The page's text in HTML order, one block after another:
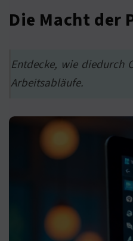
Die Macht der
Entdecke, wie diedurch
Arbeitsabläufe.